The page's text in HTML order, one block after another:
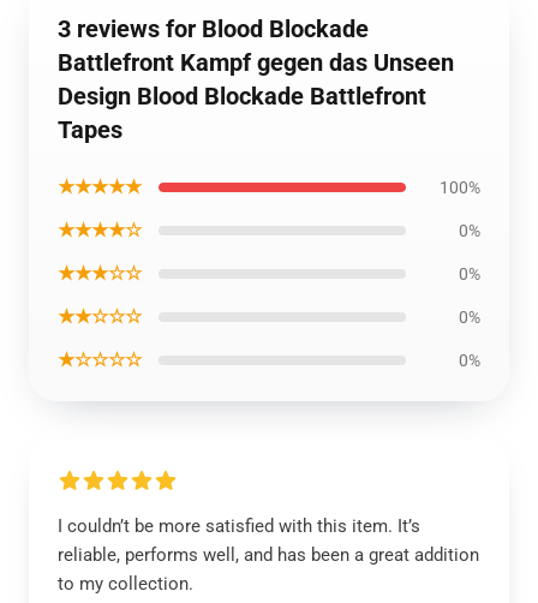
3 reviews for Blood Blockade
Battlefront Kampf gegen das Unseen
Design Blood Blockade Battlefront
Tapes
★★★★★ 100%
★★★★☆ 0%
★★★☆☆ 0%
★★☆☆☆ 0%
★☆☆☆☆ 0%
I couldn’t be more satisfied with this item. It’s
reliable, performs well, and has been a great addition
to my collection.